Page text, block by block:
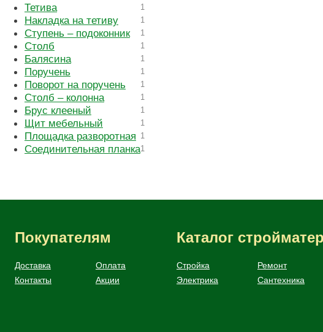
Тетива 1
Накладка на тетиву 1
Ступень – подоконник 1
Столб 1
Балясина 1
Поручень 1
Поворот на поручень 1
Столб – колонна 1
Брус клееный 1
Щит мебельный 1
Площадка разворотная 1
Соединительная планка1
Покупателям
Доставка
Оплата
Контакты
Акции
Каталог
Стройка Ремонт
Электрика
Сантехника